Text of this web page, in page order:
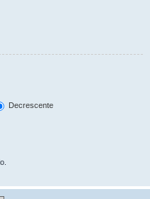
Decrescente